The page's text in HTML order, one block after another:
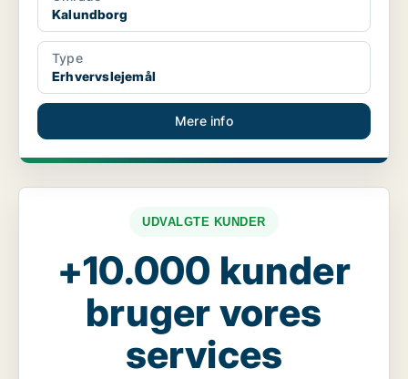
Kalundborg
Type
Erhvervslejemål
Mere info
UDVALGTE KUNDER
+10.000 kunder
bruger vores
services